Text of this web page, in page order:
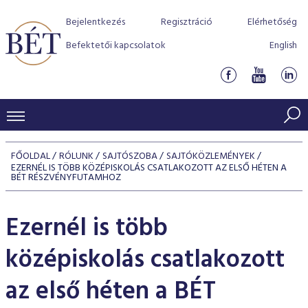
Bejelentkezés Regisztráció
Elérhetőség
Befektetői kapcsolatok
English
KERESKEDÉSI ADATOK
INDEXEK
Kötvényindexek
Jelzáloglevél indexek
Vállalati kötvény indexek
Kedvenc instrumentumok
Azonnali Piac
Részvények
Származékos piac
BEFEKTETŐK
Indexek
Részvény szekció
Hitelpapír szekció
Szabályozás
BÉT szabályzatok
Befektetővédelem
Alkalmazott díjstruktúra
Elszámolás
program
BÉT Xtend - Részvénypiac egyszerűen
TŐZSDETAGOK
Tőzsdetagok, üzletkötők
VENDOROK
FŐOLDAL RÓLUNK SAJTÓSZOBA SAJTÓKÖZLEMÉNYEK
EZERNÉL IS TÖBB KÖZÉPISKOLÁS CSATLAKOZOTT AZ ELSŐ HÉTEN A
BÉT RÉSZVÉNYFUTAMHOZ
Ezernél is több
középiskolás csatlakozott
az első héten a BÉT